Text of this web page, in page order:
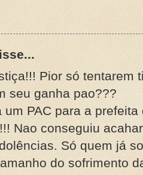
Pior só tentarem
seu ganha pao???
um PAC para a
Nao conseguiu
Só quem já
do sofrimento